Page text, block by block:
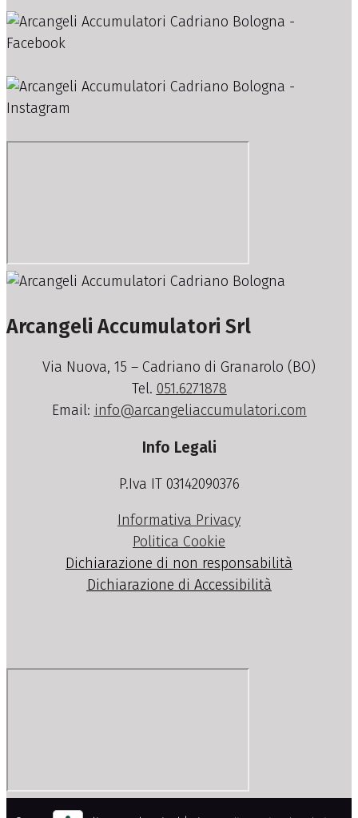
Arcangeli Accumulatori Srl
Via Nuova, 15 – Cadriano di Granarolo (BO)
Tel. 051.6271878
Email: info@arcangeliaccumulatori.com
Info Legali
P.Iva IT 03142090376
Informativa Privacy
Politica Cookie
Dichiarazione di non responsabilità
Dichiarazione di Accessibilità